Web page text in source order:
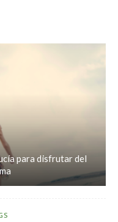
para disfrutar del